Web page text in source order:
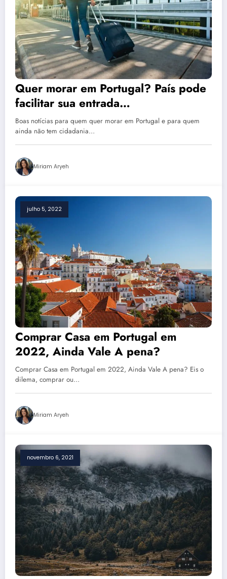
Quer morar em Portugal? País pode
facilitar sua entrada…
Boas notícias para quem quer morar em Portugal e para quem
ainda não tem cidadania…
Miriam Aryeh
julho 5, 2022
Comprar Casa em Portugal em
2022, Ainda Vale A pena?
Comprar Casa em Portugal em 2022, Ainda Vale A pena? Eis o
dilema, comprar ou…
Miriam Aryeh
novembro 6, 2021